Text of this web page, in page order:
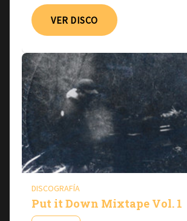
VER DISCO
DISCOGRAFÍA
Put it Down Mixtape Vol. 1